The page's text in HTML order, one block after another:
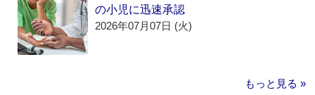
の小児に迅速承認
2026年07月07日 (火)
もっと見る »